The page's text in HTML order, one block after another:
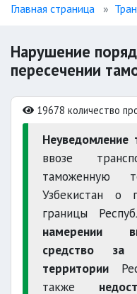
Главная страница
Нарушение
пересечении
19678 количество
Неуведомление
ввозе
таможенную
Узбекистан о
границы
намерении
средство за
территории
также